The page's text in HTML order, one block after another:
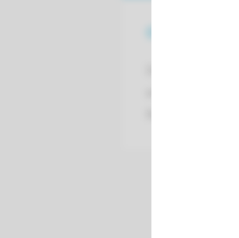
Over CMO
De CMO
een bepaald